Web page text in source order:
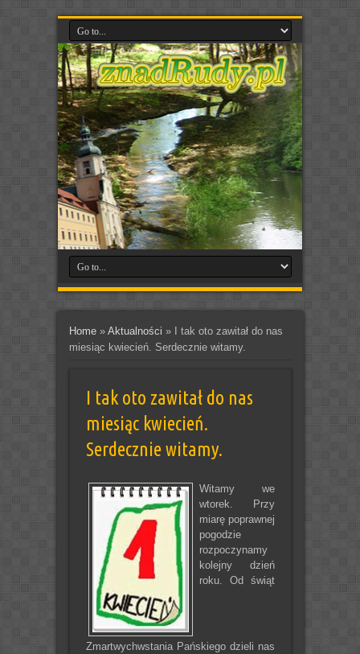
Home» Aktualności » I tak oto zawitał do nas
miesiąc kwiecień. Serdecznie witamy.
I tak oto zawitał do nas
miesiąc kwiecień.
Serdecznie witamy.
Witamy we
wtorek. Przy
miarę poprawnej
pogodzie
rozpoczynamy
kolejny dzień
roku. Od świąt
Zmartwychwstania Pańskiego dzieli nas